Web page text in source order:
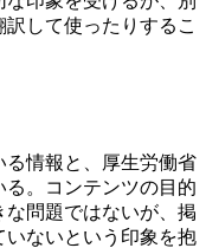
して使ったりするこ
情報と、厚生労働省
。コンテンツの目的
問題ではないが、掲
ないという印象を抱